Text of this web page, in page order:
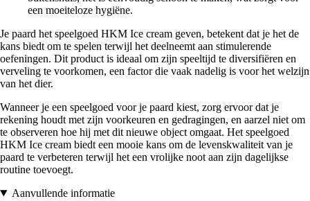
een moeiteloze hygiëne.
Je paard het speelgoed HKM Ice cream geven, betekent dat je het de
kans biedt om te spelen terwijl het deelneemt aan stimulerende
oefeningen. Dit product is ideaal om zijn speeltijd te diversifiëren en
verveling te voorkomen, een factor die vaak nadelig is voor het welzijn
van het dier.
Wanneer je een speelgoed voor je paard kiest, zorg ervoor dat je
rekening houdt met zijn voorkeuren en gedragingen, en aarzel niet om
te observeren hoe hij met dit nieuwe object omgaat. Het speelgoed
HKM Ice cream biedt een mooie kans om de levenskwaliteit van je
paard te verbeteren terwijl het een vrolijke noot aan zijn dagelijkse
routine toevoegt.
Aanvullende informatie